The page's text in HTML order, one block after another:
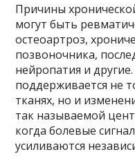
Причины
могут быть
остеоартроз,
позвоночника,
нейропатия и
поддерживается не
тканях, но и
так называемой
когда болевые
усиливаются